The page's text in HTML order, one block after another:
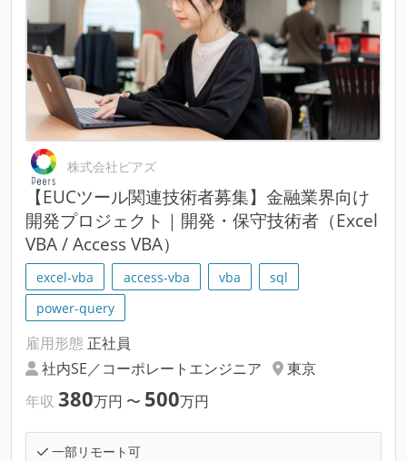
株式会社ピアズ
【EUCツール関連技術者募集】金融業界向け
開発プロジェクト｜開発・保守技術者（Excel
VBA / Access VBA）
excel-vba access-vba vba
sql
power-query
雇用形態 正社員
社内SE／コーポレートエンジニア
東京
年収 380万円 〜 500万円
一部リモート可